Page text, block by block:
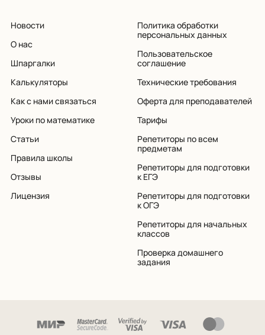
Новости
О нас
Шпаргалки
Калькуляторы
Как с нами связаться
Уроки по математике
Статьи
Правила школы
Отзывы
Лицензия
Политика обработки
персональных данных
Пользовательское
соглашение
Технические требования
Оферта для преподавателей
Тарифы
Репетиторы по всем
предметам
Репетиторы для подготовки
к ЕГЭ
Репетиторы для подготовки
к ОГЭ
Репетиторы для начальных
классов
Проверка домашнего
задания